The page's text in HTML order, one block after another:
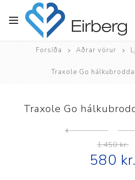
Forsíða Aðrar vörur
Traxole Go
Traxole Go
1.450 kr.
580 kr.